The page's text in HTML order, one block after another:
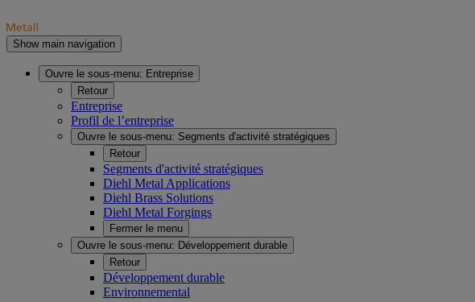
Show main navigation
Ouvre le sous-menu: Entreprise
Retour
Entreprise
Profil de l’entreprise
Ouvre le sous-menu: Segments d'activité stratégiques
Retour
Segments d'activité stratégiques
Diehl Metal Applications
Diehl Brass Solutions
Diehl Metal Forgings
Fermer le menu
Ouvre le sous-menu: Développement durable
Retour
Développement durable
Environnemental